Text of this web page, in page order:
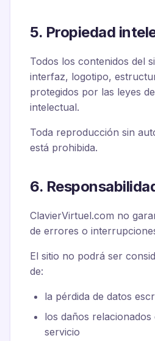
5. Propiedad
Todos los contenidos del
interfaz, logotipo,
protegidos por las leyes
intelectual.
Toda reproducción sin
está prohibida.
6.
ClavierVirtuel.com no
de errores o
El sitio no podrá ser
de:
la pérdida de datos
los daños
servicio